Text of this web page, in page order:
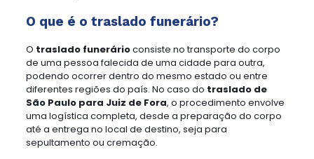
O que é o traslado funerário?
O traslado funerárioconsiste no transporte do corpo
de uma pessoa falecida de uma cidade para outra,
podendo ocorrer dentro do mesmo estado ou entre
diferentes regiões do país. No caso do traslado de
São Paulo para Juiz de Fora, o procedimento envolve
uma logística completa, desde a preparação do corpo
até a entrega no local de destino, seja para
sepultamento ou cremação.